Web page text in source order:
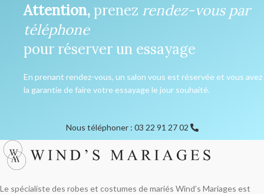
Attention,prenez rendez-vous par
téléphone
pour réserver un essayage
En prenant rendez-vous, un salon vous est réservée et vous avez
la garantie de faire votre essayage le jour souhaité.
Nous téléphoner : 03 22 91 27 02
Le spécialiste des robes et costumes de mariés Wind’s Mariages est